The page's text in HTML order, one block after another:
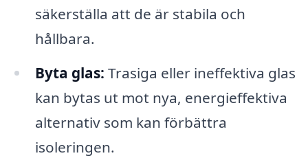
säkerställa att de är stabila och
hållbara.
Byta glas: Trasiga eller ineffektiva glas
kan bytas ut mot nya, energieffektiva
alternativ som kan förbättra
isoleringen.